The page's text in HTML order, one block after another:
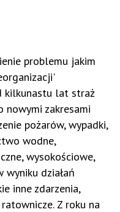
problemu jakim
kilkunastu lat straż
nowymi zakresami
pożarów, wypadki,
wodne,
wysokościowe,
wyniku działań
inne zdarzenia,
Z roku na